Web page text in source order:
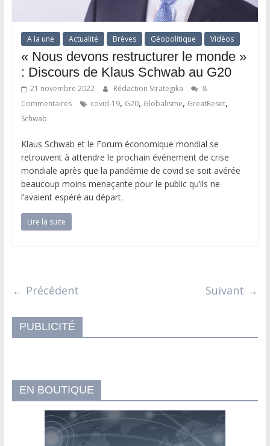
A la une Actualité Brèves Géopolitique Vidéos
« Nous devons restructurer le monde »
: Discours de Klaus Schwab au G20
21 novembre 2022 Rédaction Strategika
8
Commentaires
covid-19, G20, Globalisme, GreatReset,
Schwab
Klaus Schwab et le Forum économique mondial se
retrouvent à attendre le prochain événement de crise
mondiale après que la pandémie de covid se soit avérée
beaucoup moins menaçante pour le public qu’ils ne
l’avaient espéré au départ.
Lire la suite
← Précédent Suivant →
PUBLICITÉ
EN BOUTIQUE